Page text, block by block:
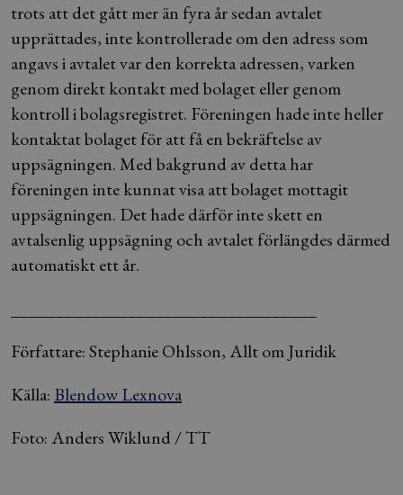
trots att det gått mer än fyra år sedan avtalet
upprättades, inte kontrollerade om den adress som
angavs i avtalet var den korrekta adressen, varken
genom direkt kontakt med bolaget eller genom
kontroll i bolagsregistret. Föreningen hade inte heller
kontaktat bolaget för att få en bekräftelse av
uppsägningen. Med bakgrund av detta har
föreningen inte kunnat visa att bolaget mottagit
uppsägningen. Det hade därför inte skett en
avtalsenlig uppsägning och avtalet förlängdes därmed
automatiskt ett år.
Författare: Stephanie Ohlsson, Allt om Juridik
Källa: Blendow Lexnova
Foto: Anders Wiklund / TT